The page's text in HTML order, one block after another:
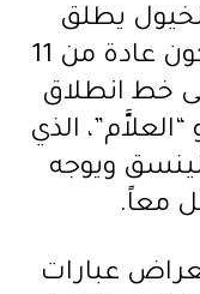
يطلق
عليهم اسم “السربة،” وتتكون عادة من 11
خط انطلاق
الذي
ويوجه
معاً.
عبارات